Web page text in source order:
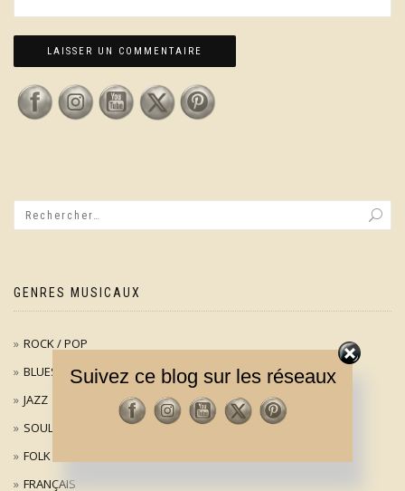
GENRES MUSICAUX
ROCK / POP
BLUES
JAZZ
SOUL
FOLK
FRANÇAIS
Suivez ce blog sur les réseaux